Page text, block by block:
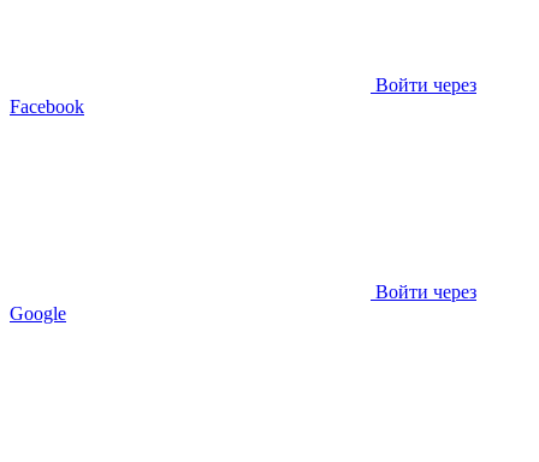
Войти через
Facebook
Войти через
Google